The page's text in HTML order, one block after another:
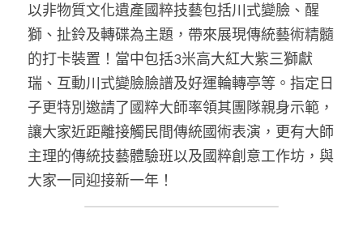
以非物質文化遺產國粹技藝包括川式變臉、醒
獅、扯鈴及轉碟為主題，帶來展現傳統藝術精髓
的打卡裝置！當中包括3米高大紅大紫三獅獻
瑞、互動川式變臉臉譜及好運輪轉亭等。指定日
子更特別邀請了國粹大師率領其團隊親身示範，
讓大家近距離接觸民間傳統國術表演，更有大師
主理的傳統技藝體驗班以及國粹創意工作坊，與
大家一同迎接新一年！